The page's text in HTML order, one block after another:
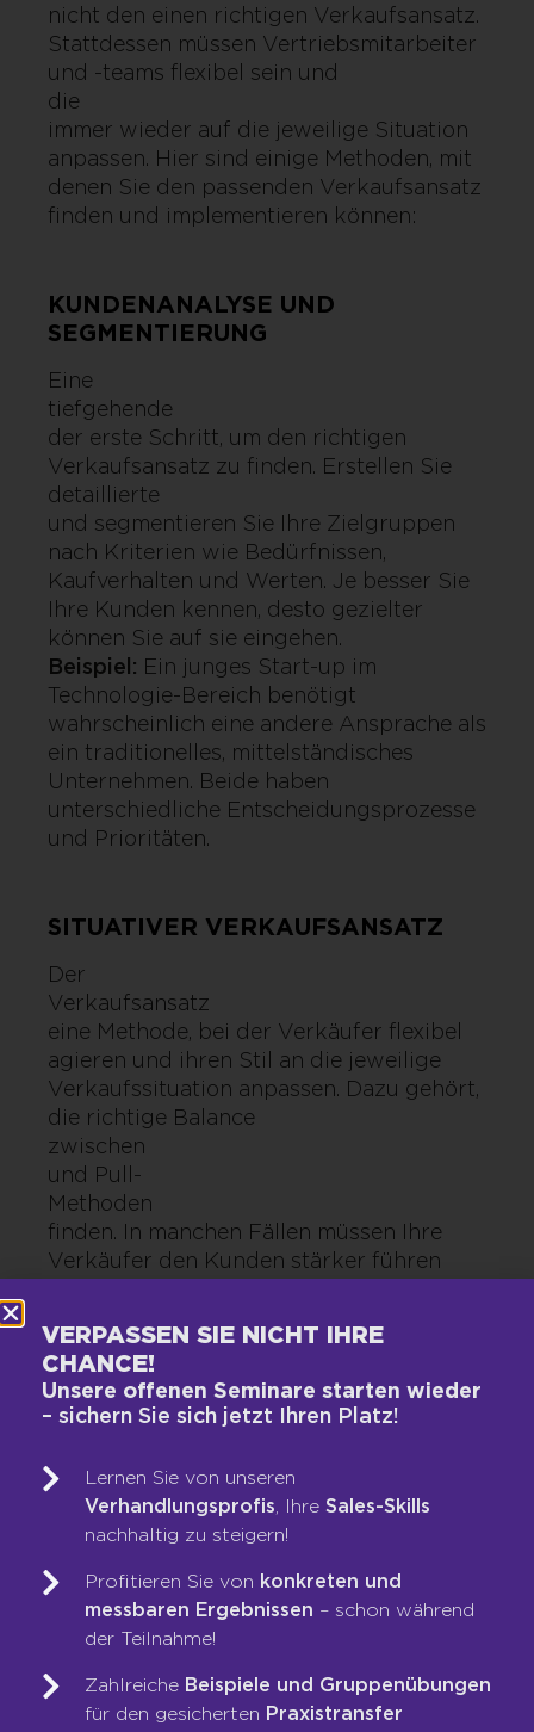
nicht den einen richtigen Verkaufsansatz.
Stattdessen müssen Vertriebsmitarbeiter
und -teams flexibel sein und
die
immer wieder auf die jeweilige Situation
anpassen. Hier sind einige Methoden, mit
denen Sie den passenden Verkaufsansatz
finden und implementieren können:
KUNDENANALYSE UND
SEGMENTIERUNG
Eine
der erste Schritt, um den richtigen
Verkaufsansatz zu finden. Erstellen Sie
detaillierte
und segmentieren Sie Ihre Zielgruppen
nach Kriterien wie Bedürfnissen,
Kaufverhalten und Werten. Je besser Sie
Ihre Kunden kennen, desto gezielter
können Sie auf sie eingehen.
Beispiel: Ein junges Start-up im
Technologie-Bereich benötigt
wahrscheinlich eine andere Ansprache als
ein traditionelles, mittelständisches
Unternehmen. Beide haben
unterschiedliche Entscheidungsprozesse
und Prioritäten.
SITUATIVER VERKAUFSANSATZ
Der
eine Methode, bei der Verkäufer flexibel
agieren und ihren Stil an die jeweilige
Verkaufssituation anpassen. Dazu gehört,
die richtige Balance
zwischen
und Pull-
finden. In manchen Fällen müssen Ihre
Verkäufer den Kunden stärker führen
Entscheidungen zu treffen (Pull).
Beispiel:Ein Kunde, der sich bereits gut
informiert hat, benötigt weniger
Produktinformation, sondern
bei der Entscheidung. Ein
unentschlossener Kunde hingegen
braucht vielleicht mehr Sicherheit und
Führung durch den Verkaufsprozess.
(CONSULTATIVE SELLING)
VERPASSEN SIE NICHT IHRE
CHANCE!
Unsere offenen Seminare starten wieder
– sichern Sie sich jetzt Ihren Platz!
Lernen Sie von unseren
Verhandlungsprofis, IhreSales-Skills
nachhaltig zu steigern!
Profitieren Sie von konkreten und
messbaren Ergebnissen – schon während
der Teilnahme!
Zahlreiche Beispiele und Gruppenübungen
für den gesicherten Praxistransfer